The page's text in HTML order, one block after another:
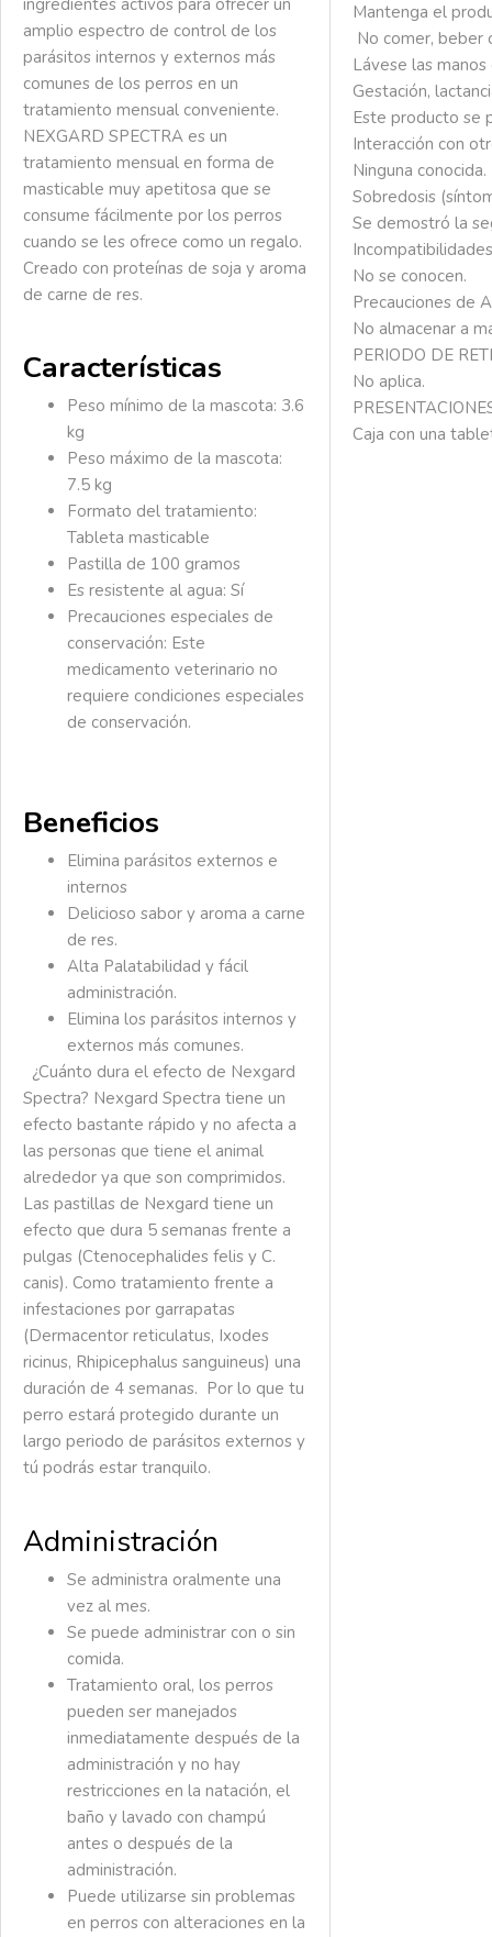
amplio espectro de control de los
parásitos internos y externos más
comunes de los perros en un
tratamiento mensual conveniente.
NEXGARD SPECTRA es un
tratamiento mensual en forma de
masticable muy apetitosa que se
consume fácilmente por los perros
cuando se les ofrece como un regalo.
Creado con proteínas de soja y aroma
de carne de res.
Características
Peso mínimo de la mascota: 3.6
kg
Peso máximo de la mascota:
7.5 kg
Formato del tratamiento:
Tableta masticable
Pastilla de 100 gramos
Es resistente al agua: Sí
Precauciones especiales de
conservación: Este
medicamento veterinario no
requiere condiciones especiales
de conservación.
Beneficios
Elimina parásitos externos e
internos
Delicioso sabor y aroma a carne
de res.
Alta Palatabilidad y fácil
administración.
Elimina los parásitos internos y
externos más comunes.
¿Cuánto dura el efecto de Nexgard
Spectra? Nexgard Spectra tiene un
efecto bastante rápido y no afecta a
las personas que tiene el animal
alrededor ya que son comprimidos.
Las pastillas de Nexgard tiene un
efecto que dura 5 semanas frente a
pulgas (Ctenocephalides felis y C.
canis). Como tratamiento frente a
infestaciones por garrapatas
(Dermacentor reticulatus, Ixodes
ricinus, Rhipicephalus sanguineus) una
duración de 4 semanas. Por lo que tu
perro estará protegido durante un
largo periodo de parásitos externos y
tú podrás estar tranquilo.
Administración
Se administra oralmente una
vez al mes.
Se puede administrar con o sin
comida.
Tratamiento oral, los perros
pueden ser manejados
inmediatamente después de la
administración y no hay
restricciones en la natación, el
baño y lavado con champú
antes o después de la
administración.
Puede utilizarse sin problemas
en perros con alteraciones en la
Mantenga el
No comer, beber
Lávese las manos
Gestación,
Este producto se
Interacción con
Ninguna conocida.
Sobredosis
Se demostró la
No se conocen.
Precauciones de
No almacenar a
PERIODO DE
No aplica.
Caja con una